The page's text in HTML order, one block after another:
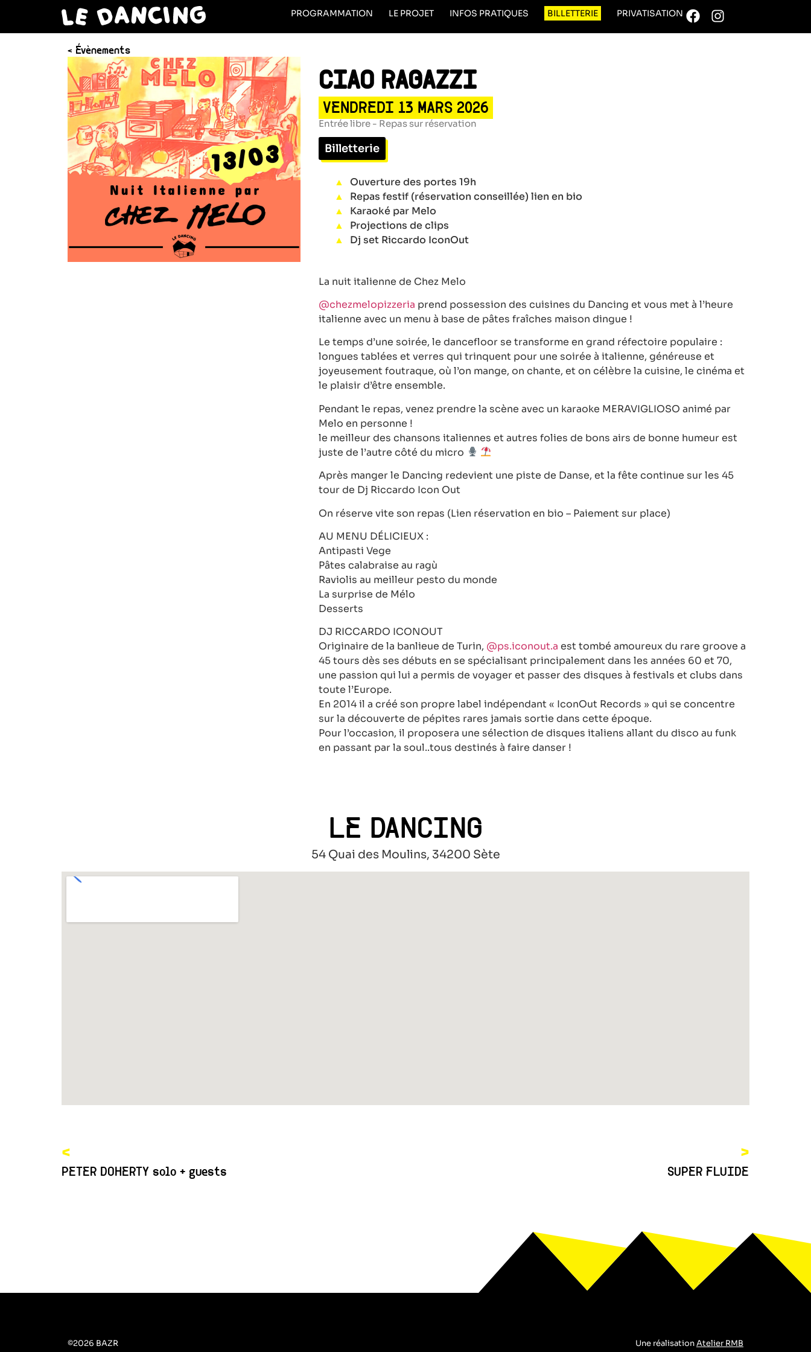
PROGRAMMATION LE PROJET INFOS PRATIQUES BILLETTERIE PRIVATISATION
< Évènements
CIAO RAGAZZI
VENDREDI 13 MARS 2026
Entrée libre - Repas sur réservation
Billetterie
Ouverture des portes 19h
Repas festif (réservation conseillée) lien en bio
Karaoké par Melo
Projections de clips
Dj set Riccardo IconOut
La nuit italienne de Chez Melo
@chezmelopizzeria prend possession des cuisines du Dancing et vous met à l’heure
italienne avec un menu à base de pâtes fraîches maison dingue !
Le temps d’une soirée, le dancefloor se transforme en grand réfectoire populaire :
longues tablées et verres qui trinquent pour une soirée à italienne, généreuse et
joyeusement foutraque, où l’on mange, on chante, et on célèbre la cuisine, le cinéma et
le plaisir d’être ensemble.
Pendant le repas, venez prendre la scène avec un karaoke MERAVIGLIOSO animé par
Melo en personne !
le meilleur des chansons italiennes et autres folies de bons airs de bonne humeur est
juste de l’autre côté du micro
Après manger le Dancing redevient une piste de Danse, et la fête continue sur les 45
tour de Dj Riccardo Icon Out
On réserve vite son repas (Lien réservation en bio – Paiement sur place)
AU MENU DÉLICIEUX :
Antipasti Vege
Pâtes calabraise au ragù
Raviolis au meilleur pesto du monde
La surprise de Mélo
Desserts
DJ RICCARDO ICONOUT
Originaire de la banlieue de Turin, @ps.iconout.a est tombé amoureux du rare groove a
45 tours dès ses débuts en se spécialisant principalement dans les années 60 et 70,
une passion qui lui a permis de voyager et passer des disques à festivals et clubs dans
toute l’Europe.
En 2014 il a créé son propre label indépendant « IconOut Records » qui se concentre
sur la découverte de pépites rares jamais sortie dans cette époque.
Pour l’occasion, il proposera une sélection de disques italiens allant du disco au funk
en passant par la soul..tous destinés à faire danser !
LE DANCING
54 Quai des Moulins, 34200 Sète
<
PETER DOHERTY solo + guests
>
SUPER FLUIDE
©2026 BAZR Une réalisationAtelier RMB